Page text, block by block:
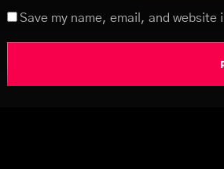
Save my name, email, and